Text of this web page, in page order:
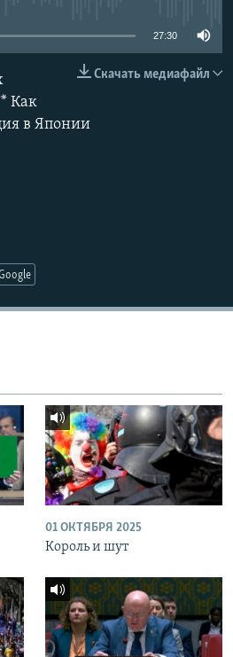
27:30
Скачать медиафайл
Как
в Японии
01 ОКТЯБРЯ 2025
Король и шут